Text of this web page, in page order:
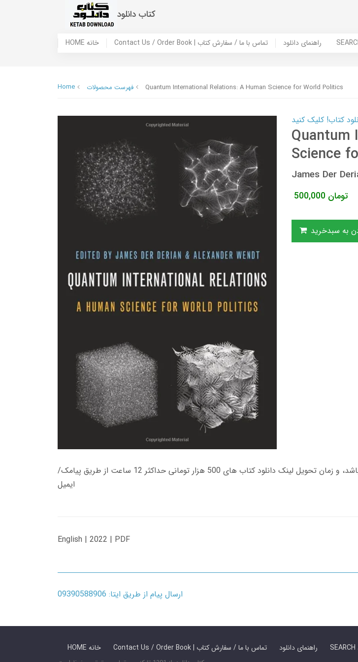
کتاب دانلود
HOME خانه Contact Us / Order Book | تماس با ما / سفارش کتاب راهنمای دانلود
Home فهرست محصولات Quantum International Relations: A Human Science for World Politics
Quantum
Science
James Der
500,000 تومان
به سبدخرید
زمان تحویل کتاب های 600 هزار تومانی دانلود فوری از حساب کاربری می باشد، و زمان تحویل لینک دانلود کتاب های 500 هزار تومانی حداکثر 12 ساعت از طریق پیامک/
ایمیل
English | 2022 | PDF
ارسال پیام از طریق ایتا: 09390588906
HOME خانه Contact Us / Order Book | تماس با ما / سفارش کتاب راهنمای دانلود